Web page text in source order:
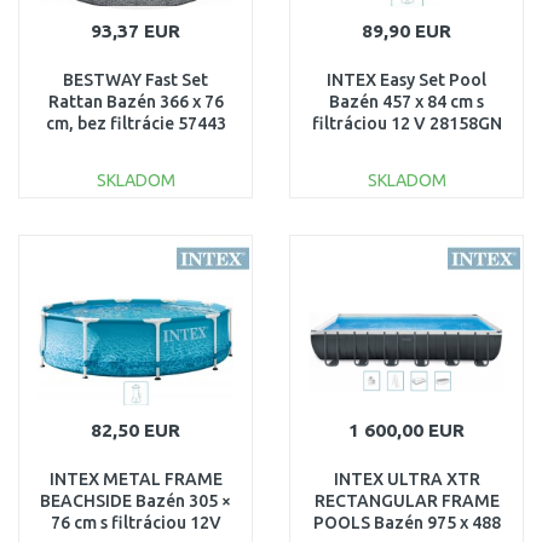
93,37 EUR
BESTWAY Fast Set
Rattan Bazén 366 x 76
cm, bez filtrácie 57443
SKLADOM
89,90 EUR
INTEX Easy Set Pool
Bazén 457 x 84 cm s
filtráciou 12 V 28158GN
SKLADOM
82,50 EUR
INTEX METAL FRAME
BEACHSIDE Bazén 305 ×
76 cm s filtráciou 12V
1 600,00 EUR
INTEX ULTRA XTR
RECTANGULAR FRAME
POOLS Bazén 975 x 488